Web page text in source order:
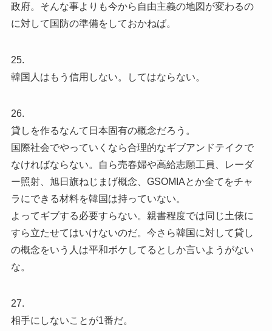
政府。そんな事よりも今から自由主義の地図が変わるの
に対して国防の準備をしておかねば。
25.
韓国人はもう信用しない。してはならない。
26.
貸しを作るなんて日本固有の概念だろう。
国際社会でやっていくなら合理的なギブアンドテイクで
なければならない。自ら売春婦や高給志願工員、レーダ
ー照射、旭日旗ねじまげ概念、GSOMIAとか全てをチャ
ラにできる材料を韓国は持っていない。
よってギブする必要すらない。親書程度では同じ土俵に
すら立たせてはいけないのだ。今さら韓国に対して貸し
の概念をいう人は平和ボケしてるとしか言いようがない
な。
27.
相手にしないことが1番だ。